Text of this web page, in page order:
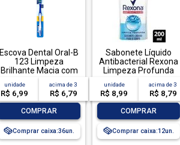
Escova Dental Oral-B
123 Limpeza
Brilhante Macia com
1 unidade
unidade
R$ 6,99
acima de3
R$ 6,79
COMPRAR
Comprar caixa:36
Sabonete Líquido
Antibacterial Rexona
Limpeza Profunda
Sachê 200ml Refil
Econômico
unidade
R$ 8,99
acima de3
R$ 8,79
COMPRAR
Comprar caixa:12